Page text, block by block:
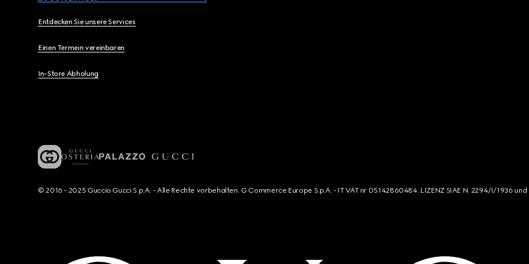
Entdecken Sie unsere Services
Einen Termein vereinbaren
In-Store Abholung
© 2016 - 2025 Guccio Gucci S.p.A. - Alle Rechte vorbehalten. G Commerce Europe S.p.A. - IT VAT nr 05142860484. LIZENZ SIAE N. 2294/I/1936